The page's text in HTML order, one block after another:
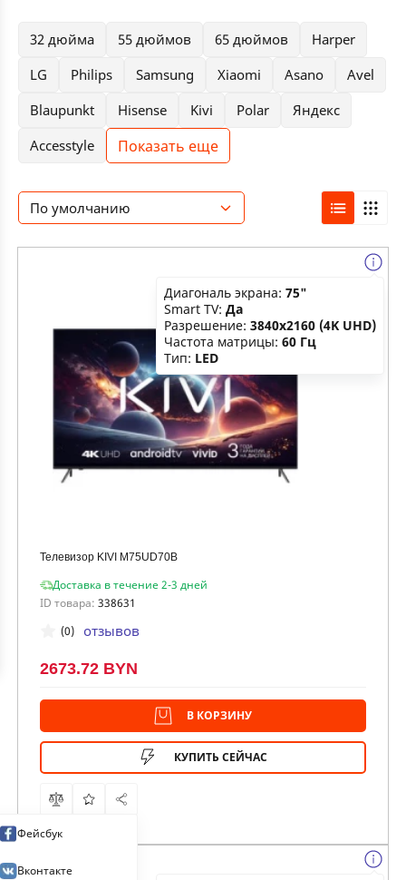
32 дюйма 55 дюймов 65 дюймов
Harper
LG
Philips Samsung Xiaomi Asano
Avel
Blaupunkt
Hisense Kivi Polar
Яндекс
Accesstyle
Показать еще
По умолчанию
Телевизор KIVI M75UD70B
Доставка в течение 2-3 дней
ID товара: 338631
Диагональ экрана: 75"
Smart TV: Да
Разрешение: 3840x2160 (4K UHD)
Частота матрицы: 60 Гц
Тип: LED
(0) отзывов
2673.72 BYN
В КОРЗИНУ
КУПИТЬ СЕЙЧАС
Фейсбук
Вконтакте